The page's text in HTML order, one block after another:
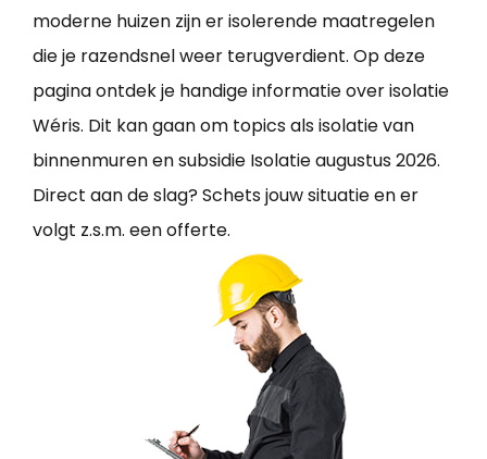
moderne huizen zijn er isolerende maatregelen
die je razendsnel weer terugverdient. Op deze
pagina ontdek je handige informatie over isolatie
Wéris. Dit kan gaan om topics als isolatie van
binnenmuren en subsidie Isolatie augustus 2026.
Direct aan de slag? Schets jouw situatie en er
volgt z.s.m. een offerte.